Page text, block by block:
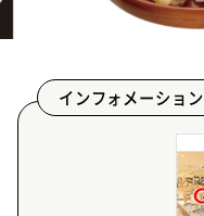
インフォメーション